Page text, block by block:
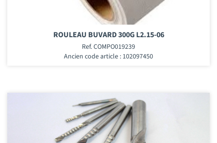
ROULEAU BUVARD 300G L2.15-06
Ref. COMPO019239
Ancien code article : 102097450